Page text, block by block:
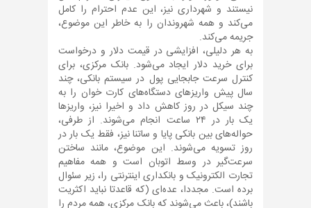
نیستند و شهرداری نیز، این عدم احترام را کامل
می‌کند و همه شهروندان را به خاطر این موضوع،
جریمه می‌کند.
به هر دلیلی، افزایشی در قیمت دلار و درخواست
برای خرید دلار ایجاد می‌شود. بانک مرکزی، برای
کنترل سرعت جابجایی پول در سیستم بانکی، چند
سال پیش واریزهای دستگاه‌های کارت خوان را به
چند سیکل در روز کاهش داد و اخیرا نیز، واریزها
یک بار در ۲۴ ساعت انجام می‌شوند. از طرفی،
حواله‌های بین بانکی پایا و ساتنا نیز، فقط یک بار در
روز تسویه می‌شوند. این موضوع، مانند ساختن
سرعت‌گیر در وسط اتوبان است و همه مفاهیم
تجارت الکترونیک و بانکداری اینترنتی را، زیر سئوال
برده است. مجددا، عده‌ای (که قاعدتا نباید اکثریت
باشند)، باعث می‌شوند که بانک مرکزی، همه مردم را